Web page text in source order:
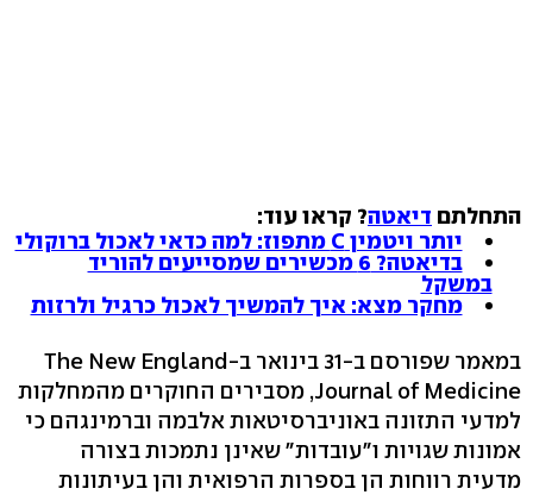
התחלתם דיאטה? קראו עוד:
יותר ויטמין C מתפוז: למה כדאי לאכול ברוקולי
בדיאטה? 6 מכשירים שמסייעים להוריד
במשקל
מחקר מצא: איך להמשיך לאכול כרגיל ולרזות
במאמר שפורסם ב-31 בינואר ב-The New England
Journal of Medicine, מסבירים החוקרים מהמחלקות
למדעי התזונה באוניברסיטאות אלבמה וברמינגהם כי
אמונות שגויות ו"עובדות" שאינן נתמכות בצורה
מדעית רווחות הן בספרות הרפואית והן בעיתונות